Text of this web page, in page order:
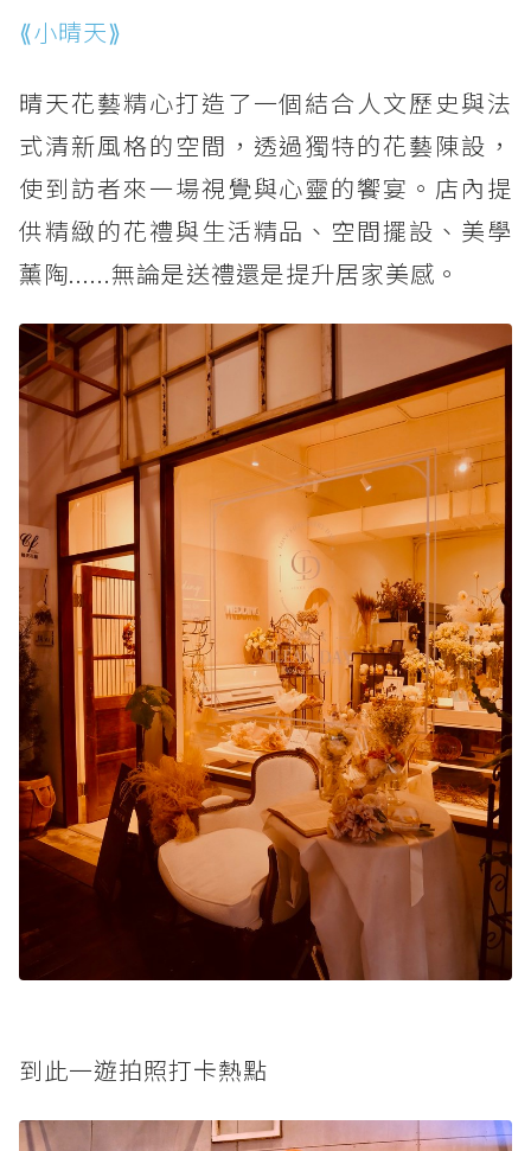
⟪小晴天⟫
晴天花藝精心打造了一個結合人文歷史與法
式清新風格的空間，透過獨特的花藝陳設，
使到訪者來一場視覺與心靈的饗宴。店內提
供精緻的花禮與生活精品、空間擺設、美學
薰陶......無論是送禮還是提升居家美感。
到此一遊拍照打卡熱點